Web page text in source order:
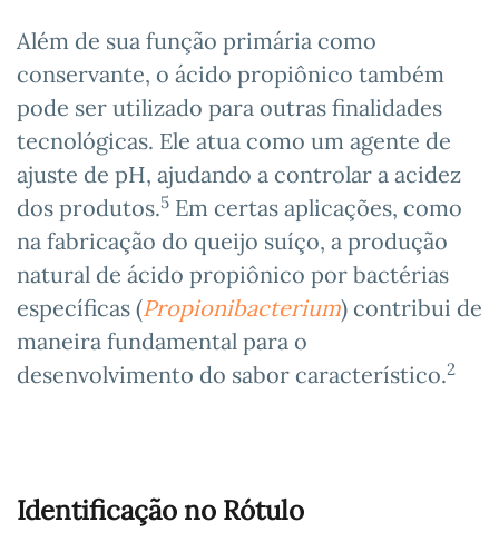
Além de sua função primária como
conservante, o ácido propiônico também
pode ser utilizado para outras finalidades
tecnológicas. Ele atua como um agente de
ajuste de pH, ajudando a controlar a acidez
dos produtos.5 Em certas aplicações, como
na fabricação do queijo suíço, a produção
natural de ácido propiônico por bactérias
específicas (Propionibacterium) contribui de
maneira fundamental para o
desenvolvimento do sabor característico.2
Identificação no Rótulo